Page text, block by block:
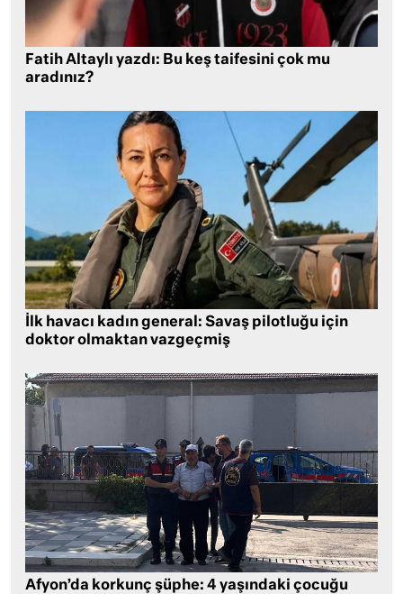
Fatih Altaylı yazdı: Bu keş taifesini çok mu
aradınız?
İlk havacı kadın general: Savaş pilotluğu için
doktor olmaktan vazgeçmiş
Afyon’da korkunç şüphe: 4 yaşındaki çocuğu